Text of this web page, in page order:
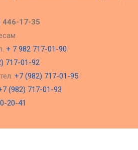
446-17-35
+ 7 982 717-01-90
717-01-92
+7 (982) 717-01-95
(982) 717-01-93
20-41